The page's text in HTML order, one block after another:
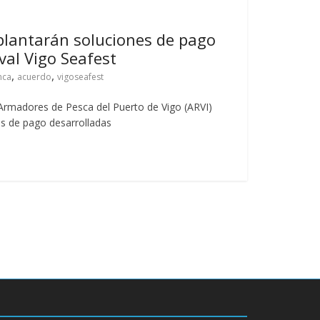
soluciones de pago
Vigo Seafest
, acuerdo, vigoseafest
de Pesca del Puerto de Vigo (ARVI)
de pago desarrolladas